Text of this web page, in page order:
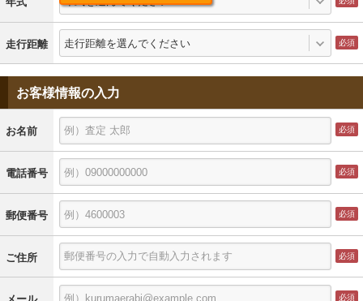
走行距離 走行距離を選んでください
お客様情報の入力
お名前
電話番号
郵便番号
ご住所